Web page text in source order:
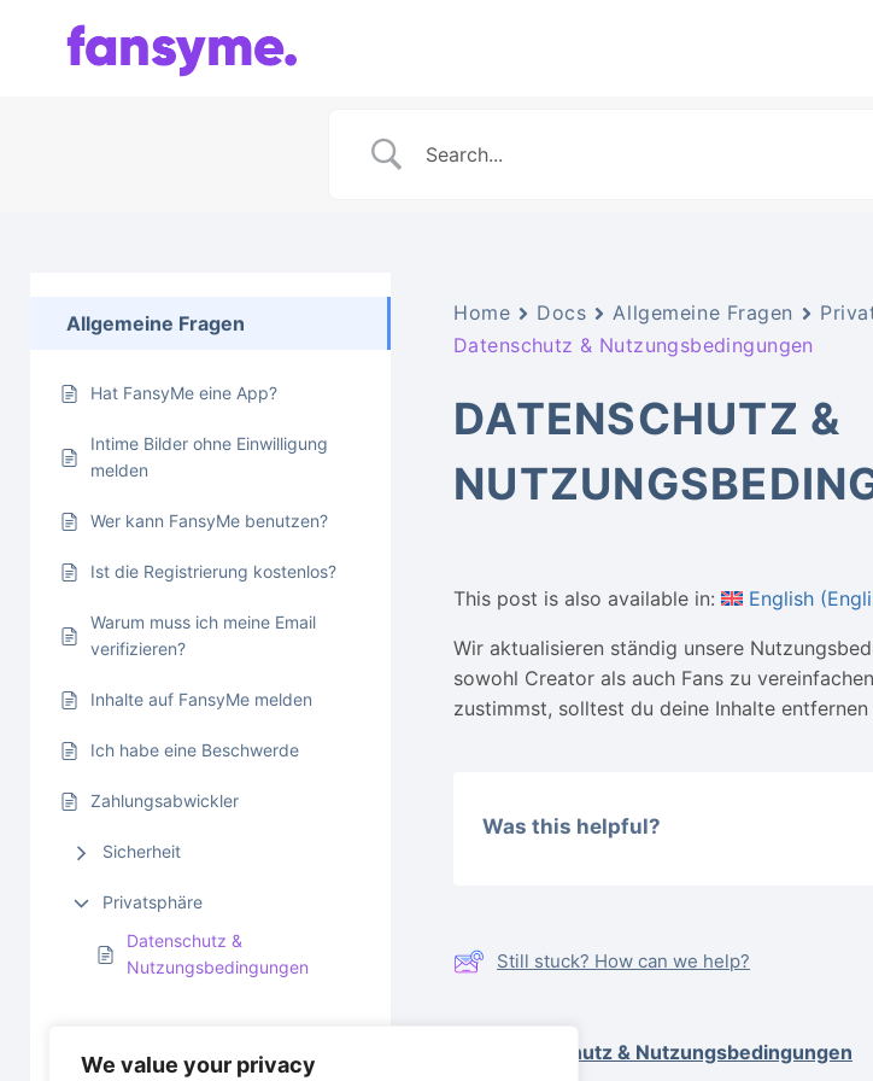
We value your privacy
Allgemeine Fragen
Hat FansyMe eine App?
Intime Bilder ohne Einwilligung
melden
Wer kann FansyMe benutzen?
Ist die Registrierung kostenlos?
Warum muss ich meine Email
verifizieren?
Inhalte auf FansyMe melden
Ich habe eine Beschwerde
Zahlungsabwickler
Sicherheit
Privatsphäre
Datenschutz &
Nutzungsbedingungen
Fan Fragen
Home Docs Allgemeine Fragen
Datenschutz & Nutzungsbedingungen
DATENSCHUTZ &
This post is also available in: English(
Wir aktualisieren ständig unsere
sowohl Creator als auch Fans zu
zustimmst, solltest du deine Inhalte
Was this helpful?
Still stuck? How can we help?
Datenschutz & Nutzungsbedingungen